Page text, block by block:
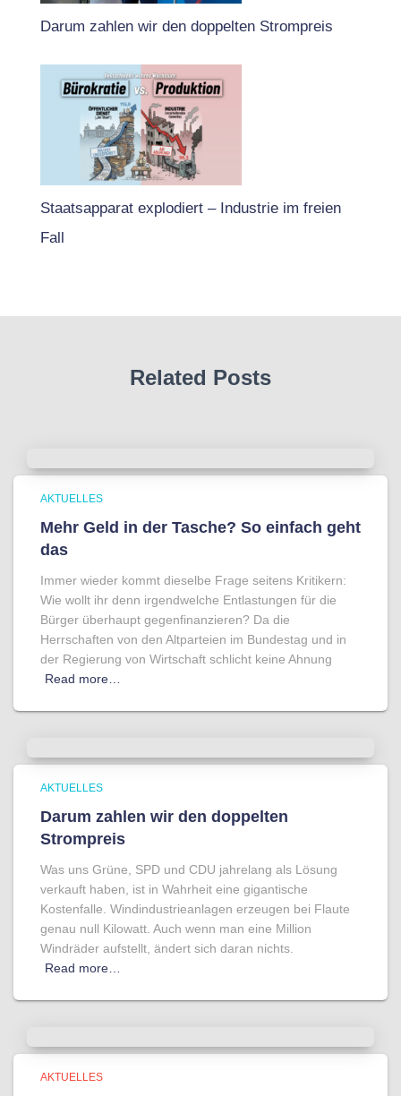
Darum zahlen wir den doppelten Strompreis
Staatsapparat explodiert – Industrie im freien
Fall
Related Posts
AKTUELLES
Mehr Geld in der Tasche? So einfach geht
das
Immer wieder kommt dieselbe Frage seitens Kritikern:
Wie wollt ihr denn irgendwelche Entlastungen für die
Bürger überhaupt gegenfinanzieren? Da die
Herrschaften von den Altparteien im Bundestag und in
der Regierung von Wirtschaft schlicht keine Ahnung
Read more…
AKTUELLES
Darum zahlen wir den doppelten
Strompreis
Was uns Grüne, SPD und CDU jahrelang als Lösung
verkauft haben, ist in Wahrheit eine gigantische
Kostenfalle. Windindustrieanlagen erzeugen bei Flaute
genau null Kilowatt. Auch wenn man eine Million
Windräder aufstellt, ändert sich daran nichts.
Read more…
AKTUELLES